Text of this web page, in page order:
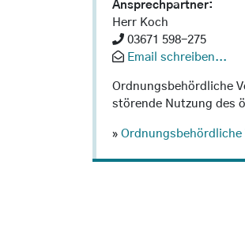
Ansprechpartner:
Herr Koch
03671 598-275
Email schreiben...
Ordnungsbehördliche
störende Nutzung des
» Ordnungsbehördliche